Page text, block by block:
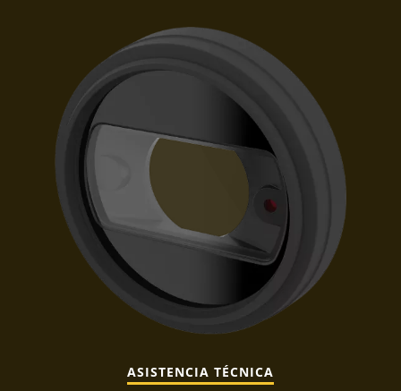
ASISTENCIA TÉCNICA